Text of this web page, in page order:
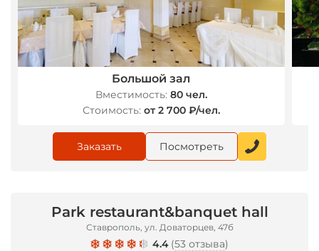
Большой зал
Вместимость: 80 чел.
Стоимость: от 2 700 ₽/чел.
Заказать Посмотреть
Park restaurant&banquet hall
Ставрополь, ул. Доваторцев, 47б
4.4 (53 отзыва)